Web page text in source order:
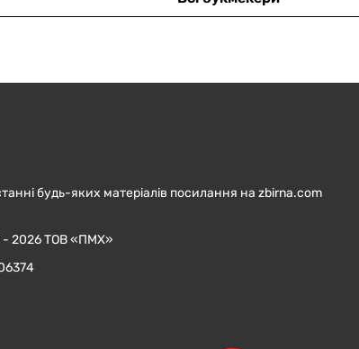
будь-яких матеріалів посилання на zbirna.com
- 2026 ТОВ «ПМХ»